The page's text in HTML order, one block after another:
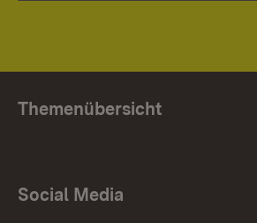
Themenübersicht
Social Media